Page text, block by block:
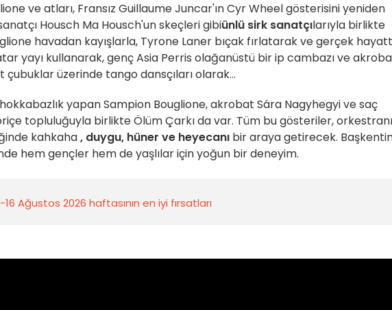
ve atları, Fransız Guillaume Juncar'ın Cyr Wheel gösterisini yeniden
Housch Ma Housch'un skeçleri gibiünlü sirk sanatçılarıyla birlikte
havadan kayışlarla, Tyrone Laner bıçak fırlatarak ve gerçek
yayı kullanarak, genç Asia Perris olağanüstü bir ip cambazı ve
üzerinde tango dansçıları olarak...
yapan Sampion Bouglione, akrobat Sára Nagyhegyi ve saç
topluluğuyla birlikte Ölüm Çarkı da var. Tüm bu gösteriler,
kahkaha, duygu, hüner ve heyecanı bir araya getirecek.
hem gençler hem de yaşlılar için yoğun bir deneyim.
Ağustos 2026 haftasının en iyi fırsatları